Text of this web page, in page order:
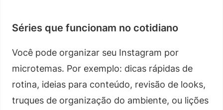
Séries que funcionam no cotidiano
Você pode organizar seu Instagram por
microtemas. Por exemplo: dicas rápidas de
rotina, ideias para conteúdo, revisão de looks,
truques de organização do ambiente, ou lições